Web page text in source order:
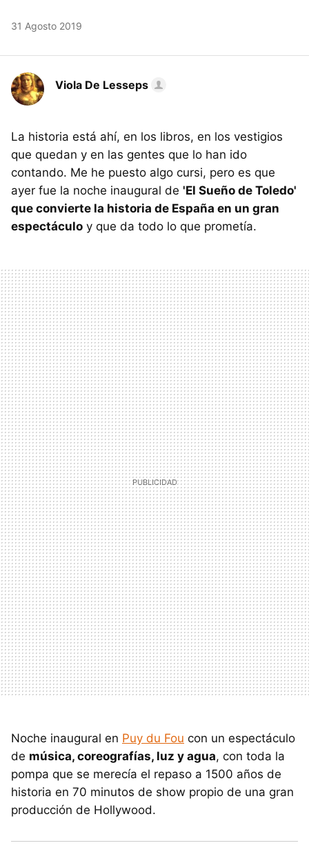
31 Agosto 2019
Viola De Lesseps
La historia está ahí, en los libros, en los vestigios
que quedan y en las gentes que lo han ido
contando. Me he puesto algo cursi, pero es que
ayer fue la noche inaugural de 'El Sueño de Toledo'
que convierte la historia de España en un gran
espectáculo y que da todo lo que prometía.
Noche inaugural en Puy du Fou con un espectáculo
de música, coreografías, luz y agua, con toda la
pompa que se merecía el repaso a 1500 años de
historia en 70 minutos de show propio de una gran
producción de Hollywood.